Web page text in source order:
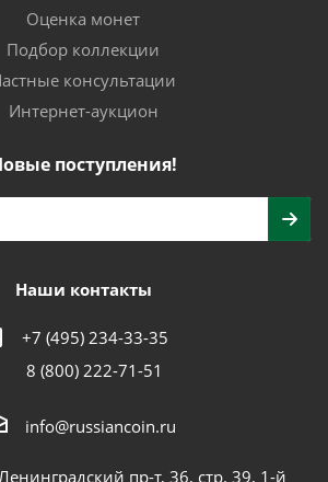
Оценка монет
Подбор коллекции
консультации
Интернет-аукцион
поступления!
Наши контакты
+7 (495) 234-33-35
8 (800) 222-71-51
info@russiancoin.ru
пр-т, 36, стр. 39, 1-й